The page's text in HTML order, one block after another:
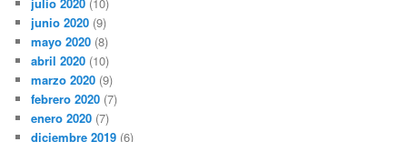
julio 2020 (10)
junio 2020 (9)
mayo 2020 (8)
abril 2020 (10)
marzo 2020 (9)
febrero 2020 (7)
enero 2020 (7)
diciembre 2019 (6)